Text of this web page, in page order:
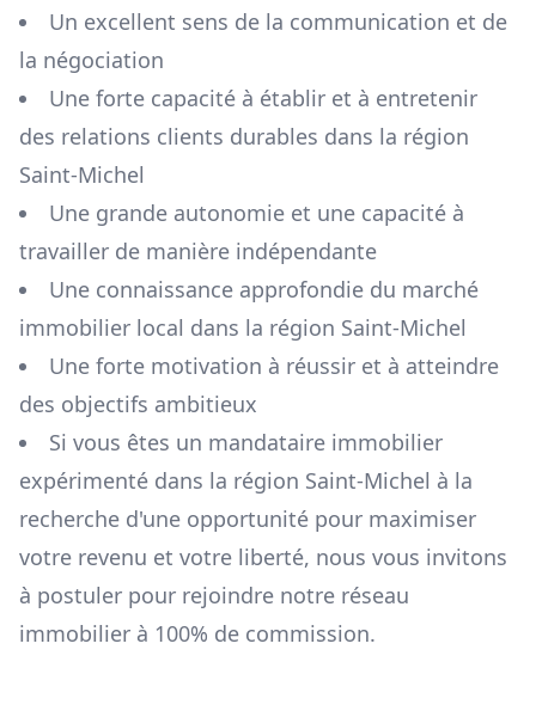
Un excellent sens de la communication et de
la négociation
Une forte capacité à établir et à entretenir
des relations clients durables dans la région
Saint-Michel
Une grande autonomie et une capacité à
travailler de manière indépendante
Une connaissance approfondie du marché
immobilier local dans la région Saint-Michel
Une forte motivation à réussir et à atteindre
des objectifs ambitieux
Si vous êtes un mandataire immobilier
expérimenté dans la région Saint-Michel à la
recherche d'une opportunité pour maximiser
votre revenu et votre liberté, nous vous invitons
à postuler pour rejoindre notre réseau
immobilier à 100% de commission.